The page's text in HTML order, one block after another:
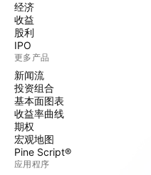
经济
收益
股利
IPO
更多产品
新闻流
投资组合
基本面图表
收益率曲线
期权
宏观地图
Pine Script®
应用程序